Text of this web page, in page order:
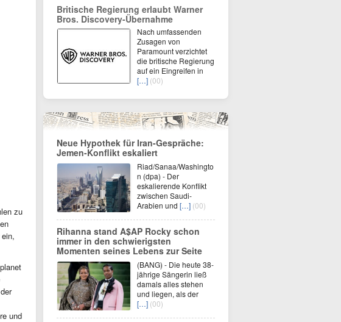
zu
und
Britische Regierung erlaubt Warner
Bros. Discovery-Übernahme
Nach umfassenden
Zusagen von
Paramount verzichtet
die britische Regierung
auf ein Eingreifen in
[…] (00)
Neue Hypothek für Iran-Gespräche:
Jemen-Konflikt eskaliert
Riad/Sanaa/Washingto
n (dpa) - Der
eskalierende Konflikt
zwischen Saudi-
Arabien und […] (00)
Rihanna stand A$AP Rocky schon
immer in den schwierigsten
Momenten seines Lebens zur Seite
(BANG) - Die heute 38-
jährige Sängerin ließ
damals alles stehen
und liegen, als der
[…] (00)